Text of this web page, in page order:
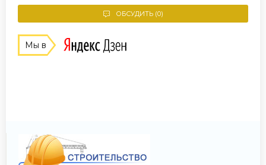
ОБСУДИТЬ (0)
Мы в